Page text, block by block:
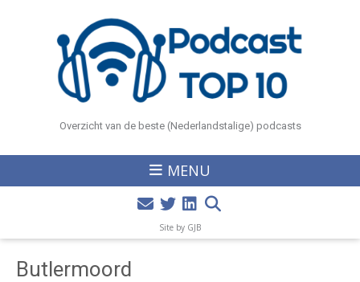
Overzicht van de beste (Nederlandstalige) podcasts
MENU
Site by GJB
Butlermoord